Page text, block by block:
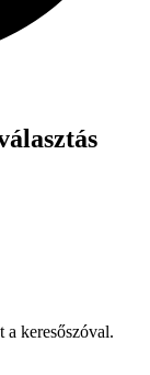
a keresőszóval.